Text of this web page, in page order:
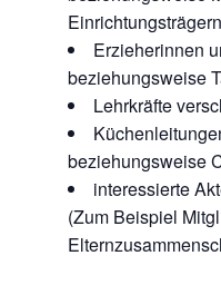
Einrichtungsträgern
Erzieherinnen
beziehungsweise
Lehrkräfte
beziehungsweise
interessierte
(Zum Beispiel